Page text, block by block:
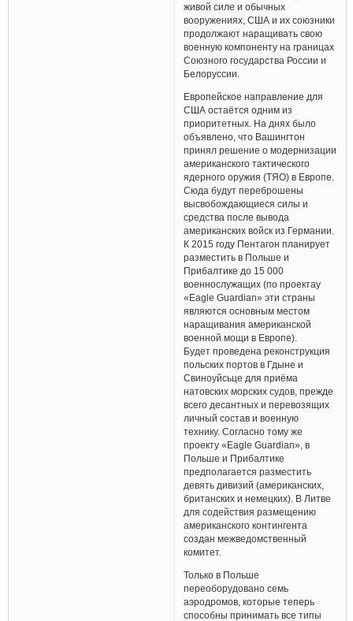
живой силе и обычных
вооружениях, США и их союзники
продолжают наращивать свою
военную компоненту на границах
Союзного государства России и
Белоруссии.
Европейское направление для
США остаётся одним из
приоритетных. На днях было
объявлено, что Вашингтон
принял решение о модернизации
американского тактического
ядерного оружия (ТЯО) в Европе.
Сюда будут переброшены
высвобождающиеся силы и
средства после вывода
американских войск из Германии.
К 2015 году Пентагон планирует
разместить в Польше и
Прибалтике до 15 000
военнослужащих (по проектау
«Eagle Guardian» эти страны
являются основным местом
наращивания американской
военной мощи в Европе).
Будет проведена реконструкция
польских портов в Гдыне и
Свиноуйсьце для приёма
натовских морских судов, прежде
всего десантных и перевозящих
личный состав и военную
технику. Согласно тому же
проекту «Eagle Guardian», в
Польше и Прибалтике
предполагается разместить
девять дивизий (американских,
британских и немецких). В Литве
для содействия размещению
американского контингента
создан межведомственный
комитет.
Только в Польше
переоборудовано семь
аэродромов, которые теперь
способны принимать все типы